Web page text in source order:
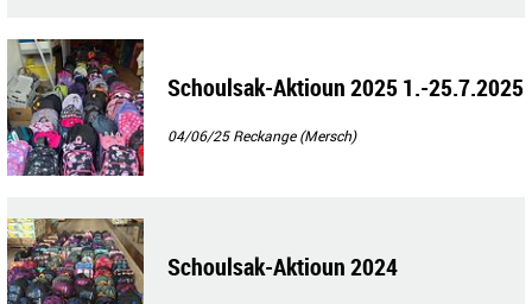
Schoulsak-Aktioun 2025 1.-25.7.2025
04/06/25Reckange (Mersch)
Schoulsak-Aktioun 2024